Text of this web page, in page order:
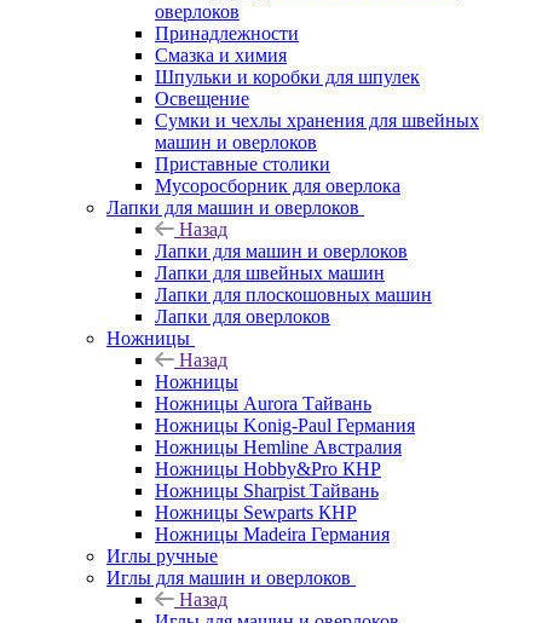
оверлоков
Принадлежности
Смазка и химия
Шпульки и коробки для шпулек
Освещение
Сумки и чехлы хранения для швейных
машин и оверлоков
Приставные столики
Мусоросборник для оверлока
Лапки для машин и оверлоков
Назад
Лапки для машин и оверлоков
Лапки для швейных машин
Лапки для плоскошовных машин
Лапки для оверлоков
Ножницы
Назад
Ножницы
Ножницы Aurora Тайвань
Ножницы Konig-Paul Германия
Ножницы Hemline Австралия
Ножницы Hobby&Pro КНР
Ножницы Sharpist Тайвань
Ножницы Sewparts КНР
Ножницы Madeira Германия
Иглы ручные
Иглы для машин и оверлоков
Назад